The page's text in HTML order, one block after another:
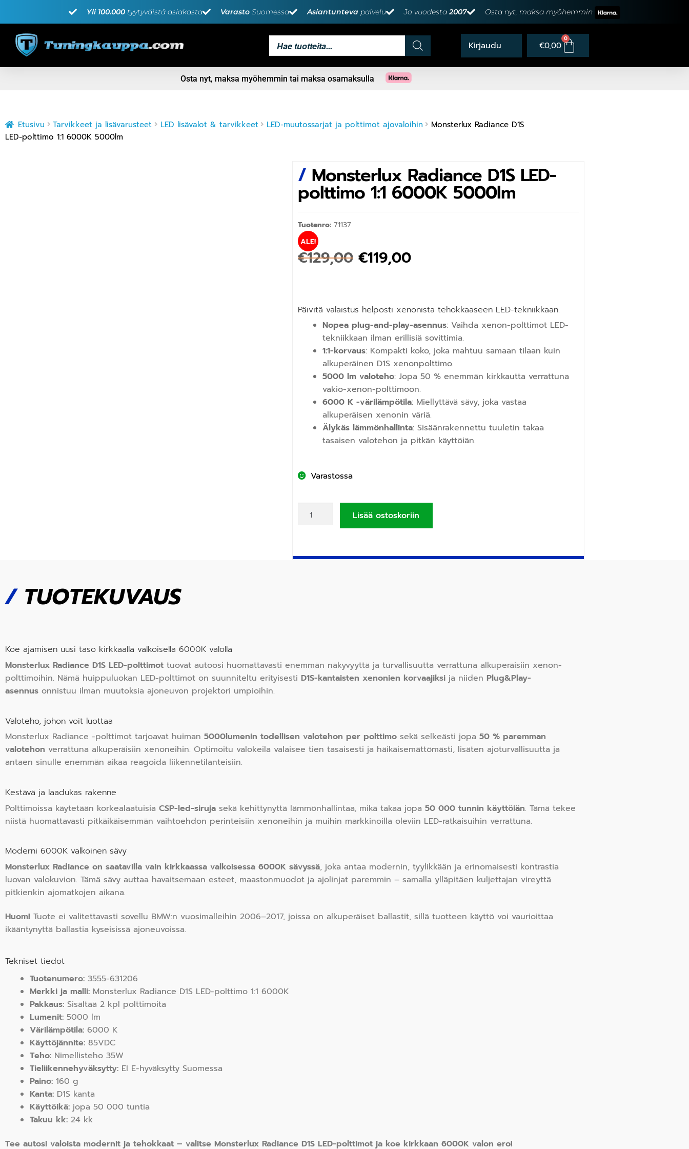
Yli 100.000 tyytyväistä asiakasta Varasto Suomessa Asiantunteva palvelu Jo vuodesta2007 Osta nyt, maksa myöhemmin
€0,00
0
Osta nyt, maksa myöhemmin tai maksa osamaksulla
Etusivu Tarvikkeet ja lisävarusteet LED lisävalot & tarvikkeet LED-muutossarjat ja polttimot ajovaloihin
Monsterlux Radiance D1S
LED-polttimo 1:1 6000K 5000lm
/ Monsterlux Radiance D1S LED-
polttimo 1:1 6000K 5000lm
Tuotenro: 71137
ALE!
€129,00 €119,00
Päivitä valaistus helposti xenonista tehokkaaseen LED-tekniikkaan.
Nopea plug-and-play-asennus: Vaihda xenon-polttimot LED-
tekniikkaan ilman erillisiä sovittimia.
1:1-korvaus: Kompakti koko, joka mahtuu samaan tilaan kuin
alkuperäinen D1S xenonpolttimo.
5000 lm valoteho: Jopa 50 % enemmän kirkkautta verrattuna
vakio-xenon-polttimoon.
6000 K -värilämpötila: Miellyttävä sävy, joka vastaa
alkuperäisen xenonin väriä.
Älykäs lämmönhallinta: Sisäänrakennettu tuuletin takaa
tasaisen valotehon ja pitkän käyttöiän.
Varastossa
Lisää ostoskoriin
/TUOTEKUVAUS
Koe ajamisen uusi taso kirkkaalla valkoisella 6000K valolla
Monsterlux Radiance D1S LED-polttimot tuovat autoosi huomattavasti enemmän näkyvyyttä ja turvallisuutta verrattuna alkuperäisiin xenon-
polttimoihin. Nämä huippuluokan LED-polttimot on suunniteltu erityisesti D1S-kantaisten xenonien korvaajiksi ja niiden Plug&Play-
asennus onnistuu ilman muutoksia ajoneuvon projektori umpioihin.
Valoteho, johon voit luottaa
Monsterlux Radiance -polttimot tarjoavat huiman 5000lumenin todellisen valotehon per polttimo sekä selkeästi jopa 50 % paremman
valotehon verrattuna alkuperäisiin xenoneihin. Optimoitu valokeila valaisee tien tasaisesti ja häikäisemättömästi, lisäten ajoturvallisuutta ja
antaen sinulle enemmän aikaa reagoida liikennetilanteisiin.
Kestävä ja laadukas rakenne
Polttimoissa käytetään korkealaatuisia CSP-led-siruja sekä kehittynyttä lämmönhallintaa, mikä takaa jopa 50 000 tunnin käyttöiän. Tämä tekee
niistä huomattavasti pitkäikäisemmän vaihtoehdon perinteisiin xenoneihin ja muihin markkinoilla oleviin LED-ratkaisuihin verrattuna.
Moderni 6000K valkoinen sävy
Monsterlux Radiance on saatavilla vain kirkkaassa valkoisessa 6000K sävyssä, joka antaa modernin, tyylikkään ja erinomaisesti kontrastia
luovan valokuvion. Tämä sävy auttaa havaitsemaan esteet, maastonmuodot ja ajolinjat paremmin – samalla ylläpitäen kuljettajan vireyttä
pitkienkin ajomatkojen aikana.
Huom! Tuote ei valitettavasti sovellu BMW:n vuosimalleihin 2006–2017, joissa on alkuperäiset ballastit, sillä tuotteen käyttö voi vaurioittaa
ikääntynyttä ballastia kyseisissä ajoneuvoissa.
Tekniset tiedot
Tuotenumero: 3555-631206
Merkki ja malli: Monsterlux Radiance D1S LED-polttimo 1:1 6000K
Pakkaus: Sisältää 2 kpl polttimoita
Lumenit: 5000 lm
Värilämpötila: 6000 K
Käyttöjännite: 85VDC
Teho: Nimellisteho 35W
Tieliikennehyväksytty: EI E-hyväksytty Suomessa
Paino: 160 g
Kanta: D1S kanta
Käyttöikä: jopa 50 000 tuntia
Takuu kk: 24 kk
Tee autosi valoista modernit ja tehokkaat – valitse Monsterlux Radiance D1S LED-polttimot ja koe kirkkaan 6000K valon ero!